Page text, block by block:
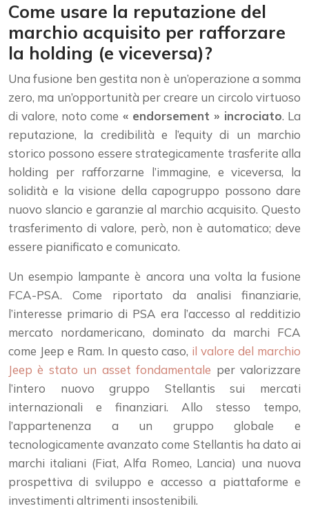
Come usare la reputazione del
marchio acquisito per rafforzare
la holding (e viceversa)?
Una fusione ben gestita non è un’operazione a somma
zero, ma un’opportunità per creare un circolo virtuoso
di valore, noto come « endorsement » incrociato. La
reputazione, la credibilità e l’equity di un marchio
storico possono essere strategicamente trasferite alla
holding per rafforzarne l’immagine, e viceversa, la
solidità e la visione della capogruppo possono dare
nuovo slancio e garanzie al marchio acquisito. Questo
trasferimento di valore, però, non è automatico; deve
essere pianificato e comunicato.
Un esempio lampante è ancora una volta la fusione
FCA-PSA. Come riportato da analisi finanziarie,
l’interesse primario di PSA era l’accesso al redditizio
mercato nordamericano, dominato da marchi FCA
come Jeep e Ram. In questo caso, il valore del marchio
Jeep è stato un asset fondamentale per valorizzare
l’intero nuovo gruppo Stellantis sui mercati
internazionali e finanziari. Allo stesso tempo,
l’appartenenza a un gruppo globale e
tecnologicamente avanzato come Stellantis ha dato ai
marchi italiani (Fiat, Alfa Romeo, Lancia) una nuova
prospettiva di sviluppo e accesso a piattaforme e
investimenti altrimenti insostenibili.